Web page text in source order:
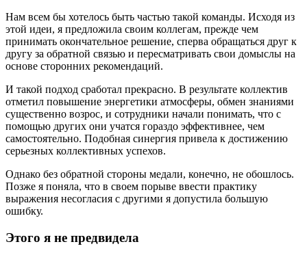
Нам всем бы хотелось быть частью такой команды. Исходя из
этой идеи, я предложила своим коллегам, прежде чем
принимать окончательное решение, сперва обращаться друг к
другу за обратной связью и пересматривать свои домыслы на
основе сторонних рекомендаций.
И такой подход сработал прекрасно. В результате коллектив
отметил повышение энергетики атмосферы, обмен знаниями
существенно возрос, и сотрудники начали понимать, что с
помощью других они учатся гораздо эффективнее, чем
самостоятельно. Подобная синергия привела к достижению
серьезных коллективных успехов.
Однако без обратной стороны медали, конечно, не обошлось.
Позже я поняла, что в своем порыве ввести практику
выражения несогласия с другими я допустила большую
ошибку.
Этого я не предвидела